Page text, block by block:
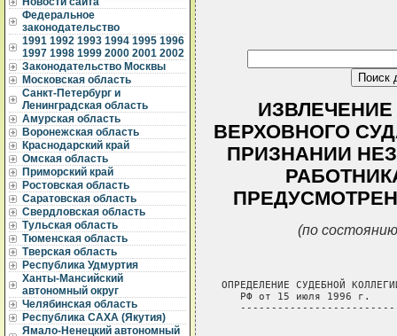
Федеральное
законодательство
1991 1992 1993 1994 1995 1996
1997 1998 1999 2000 2001 2002
Законодательство Москвы
Московская область
Санкт-Петербург и
Ленинградская область
Амурская область
Воронежская область
Краснодарский край
Омская область
Приморский край
Ростовская область
Саратовская область
Свердловская область
Тульская область
Тюменская область
Тверская область
Республика Удмуртия
Ханты-Мансийский
автономный округ
Челябинская область
Республика САХА (Якутия)
Ямало-Ненецкий автономный
ВЕРХОВНОГО
ПРИЗНАНИИ
(по
ОПРЕДЕЛЕНИЕ СУДЕБНОЙ
   РФ от 15 июля 1996 г.